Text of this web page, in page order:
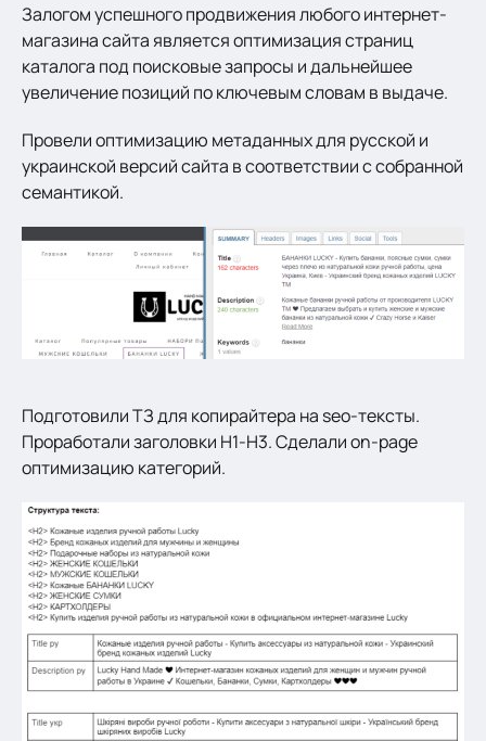
Залогом успешного продвижения любого интернет-
магазина сайта является оптимизация страниц
каталога под поисковые запросы и дальнейшее
увеличение позиций по ключевым словам в выдаче.
Провели оптимизацию метаданных для русской и
украинской версий сайта в соответствии с собранной
семантикой.
Подготовили ТЗ для копирайтера на seo-тексты.
Проработали заголовки H1-H3. Сделали on-page
оптимизацию категорий.